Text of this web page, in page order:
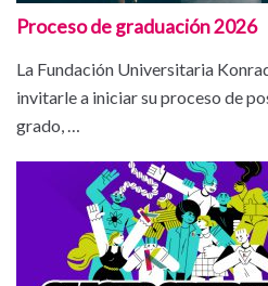
Proceso de graduación 2026
La Fundación Universitaria
invitarle a iniciar su proceso de
grado, …